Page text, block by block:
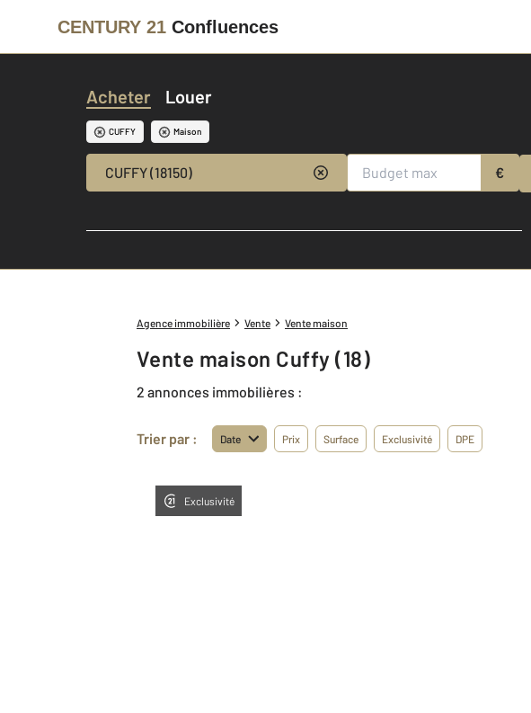
CENTURY 21 Confluences
Acheter Louer
CUFFY Maison
CUFFY (18150) €
Agence immobilière Vente Vente maison
Vente maison Cuffy (18)
2 annonces immobilières :
Trier par : Date Prix Surface Exclusivité DPE
Exclusivité